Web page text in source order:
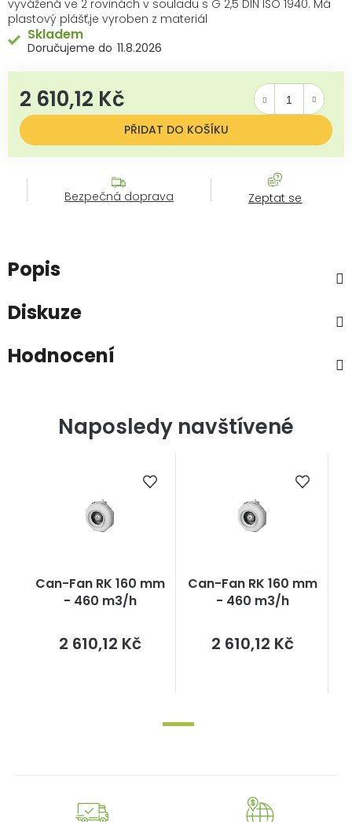
vyvážená ve 2 rovinách v souladu s G 2,5 DIN ISO 1940. Má
plastový plášť,je vyroben z materiál
Skladem
11.8.2026
2 610,12 Kč
PŘIDAT DO KOŠÍKU
Bezpečná doprava Zeptat se
Popis
Diskuze
Hodnocení
Naposledy navštívené
Can-Fan RK 160 mm
- 460 m3/h
2 610,12 KčMěrná
cena:
Can-Fan RK 160 mm
- 460 m3/h
2 610,12 KčMěrná
cena: